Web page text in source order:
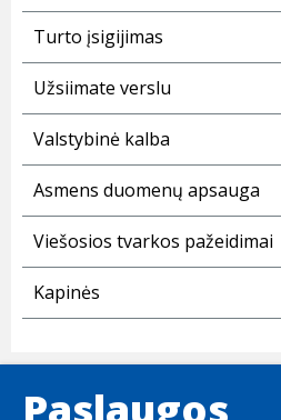
Turto įsigijimas
Užsiimate verslu
Valstybinė kalba
Asmens duomenų apsauga
Viešosios tvarkos pažeidimai
Kapinės